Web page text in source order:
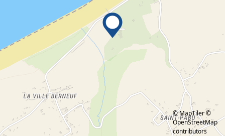
© MapTiler©
OpenStreetMap
contributors